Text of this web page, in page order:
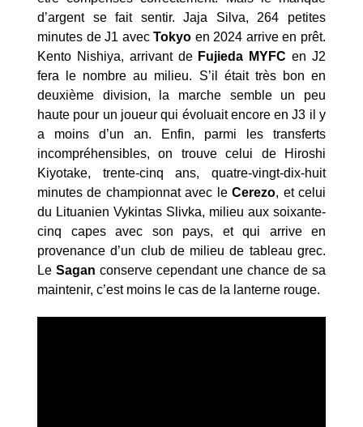
d’argent se fait sentir. Jaja Silva, 264 petites
minutes de J1 avecTokyo en 2024 arrive en prêt.
Kento Nishiya, arrivant deFujieda MYFC en J2
fera le nombre au milieu. S’il était très bon en
deuxième division, la marche semble un peu
haute pour un joueur qui évoluait encore en J3 il y
a moins d’un an. Enfin, parmi les transferts
incompréhensibles, on trouve celui de Hiroshi
Kiyotake, trente-cinq ans, quatre-vingt-dix-huit
minutes de championnat avec leCerezo, et celui
du Lituanien Vykintas Slivka, milieu aux soixante-
cinq capes avec son pays, et qui arrive en
provenance d’un club de milieu de tableau grec.
Le Sagan conserve cependant une chance de sa
maintenir, c’est moins le cas de la lanterne rouge.